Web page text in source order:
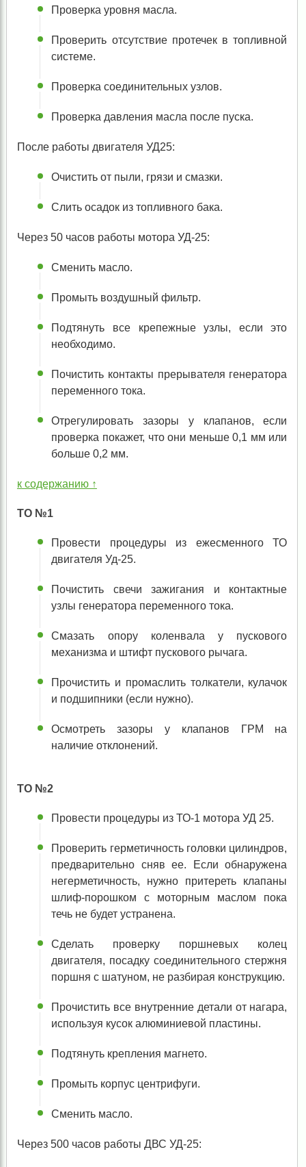
Проверка уровня масла.
Проверить отсутствие протечек в топливной
системе.
Проверка соединительных узлов.
Проверка давления масла после пуска.
После работы двигателя УД25:
Очистить от пыли, грязи и смазки.
Слить осадок из топливного бака.
Через 50 часов работы мотора УД-25:
Сменить масло.
Промыть воздушный фильтр.
Подтянуть все крепежные узлы, если это
необходимо.
Почистить контакты прерывателя генератора
переменного тока.
Отрегулировать зазоры у клапанов, если
проверка покажет, что они меньше 0,1 мм или
больше 0,2 мм.
к содержанию ↑
ТО №1
Провести процедуры из ежесменного ТО
двигателя Уд-25.
Почистить свечи зажигания и контактные
узлы генератора переменного тока.
Смазать опору коленвала у пускового
механизма и штифт пускового рычага.
Прочистить и промаслить толкатели, кулачок
и подшипники (если нужно).
Осмотреть зазоры у клапанов ГРМ на
наличие отклонений.
ТО №2
Провести процедуры из ТО-1 мотора УД 25.
Проверить герметичность головки цилиндров,
предварительно сняв ее. Если обнаружена
негерметичность, нужно притереть клапаны
шлиф-порошком с моторным маслом пока
течь не будет устранена.
Сделать проверку поршневых колец
двигателя, посадку соединительного стержня
поршня с шатуном, не разбирая конструкцию.
Прочистить все внутренние детали от нагара,
используя кусок алюминиевой пластины.
Подтянуть крепления магнето.
Промыть корпус центрифуги.
Сменить масло.
Через 500 часов работы ДВС УД-25: